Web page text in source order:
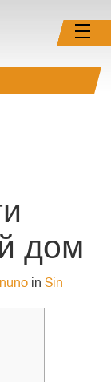
дом
in Sin